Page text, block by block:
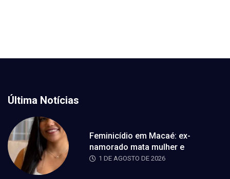
Última Notícias
Feminicídio em Macaé: ex-
namorado mata mulher e
1 DE AGOSTO DE 2026